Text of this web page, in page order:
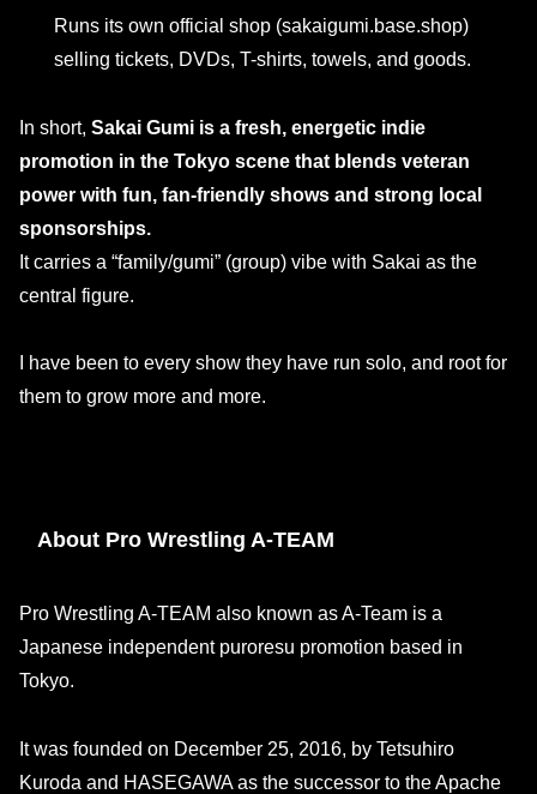
Runs its own official shop (sakaigumi.base.shop)
selling tickets, DVDs, T-shirts, towels, and goods.
In short, Sakai Gumi is a fresh, energetic indie
promotion in the Tokyo scene that blends veteran
power with fun, fan-friendly shows and strong local
sponsorships.
It carries a “family/gumi” (group) vibe with Sakai as the
central figure.
I have been to every show they have run solo, and root for
them to grow more and more.
About Pro Wrestling A-TEAM
Pro Wrestling A-TEAM also known as A-Team is a
Japanese independent puroresu promotion based in
Tokyo.
It was founded on December 25, 2016, by Tetsuhiro
Kuroda and HASEGAWA as the successor to the Apache